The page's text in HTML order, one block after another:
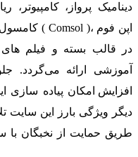
دینامیک پرواز،
آموزشی ارائه می‌گردد.
افزایش امکان پیاده سازی
دیگر ویژگی بارز این
طریق حمایت از نخبگان